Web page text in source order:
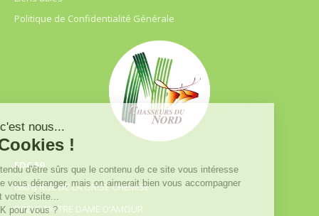
Politique de Confidentialité Générale
FDC 59
680 B RUE DE LA GRISE CHEMISE
DREVE NOTRE DAME D’AMOUR